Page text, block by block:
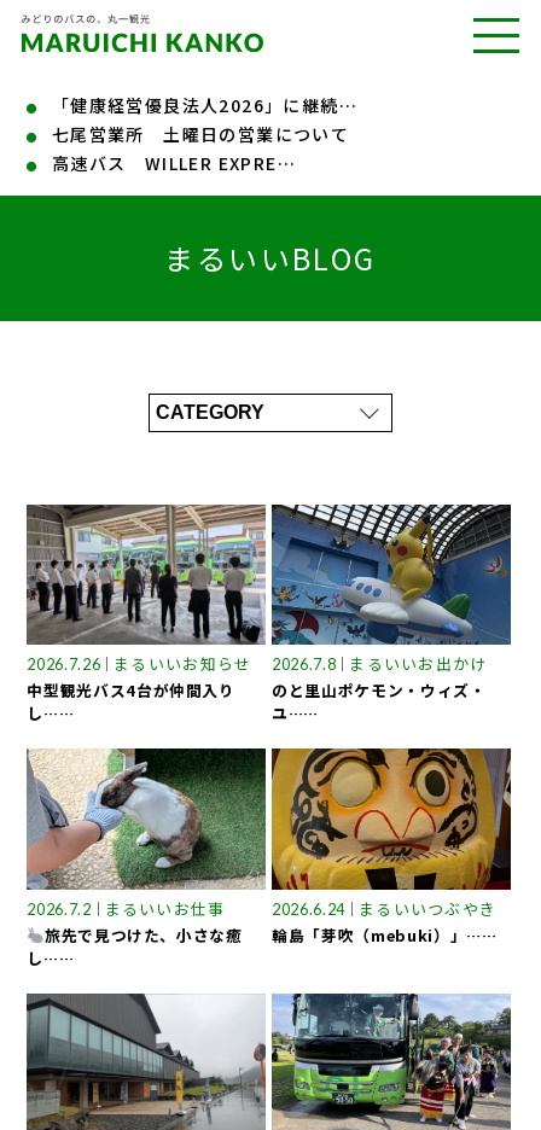
「健康経営優良法人2026」に継続…
七尾営業所 土曜日の営業について
高速バス WILLER EXPRE…
まるいいBLOG
2026.7.26
まるいいお知らせ
中型観光バス4台が仲間入り
し……
2026.7.8
まるいいお出かけ
のと里山ポケモン・ウィズ・
ユ……
2026.7.2
まるいいお仕事
旅先で見つけた、小さな癒
し……
2026.6.24
まるいいつぶやき
輪島「芽吹（mebuki）」……